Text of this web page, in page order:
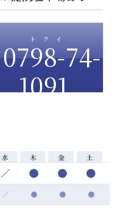
0798-74-
1091